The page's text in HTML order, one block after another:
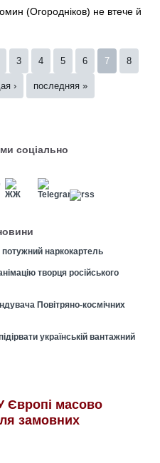
(Огородніков) не втече й
3 4 5 6 7 8
› последняя »
соціально
наркокартель
творця російського
Повітряно-космічних
українській вантажний
Європі масово
замовних